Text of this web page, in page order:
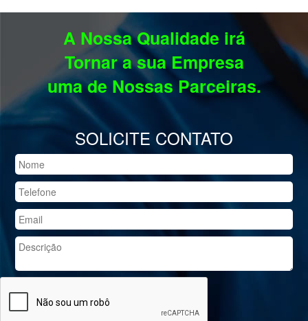
A Nossa Qualidade irá
Tornar a sua Empresa
uma de Nossas Parceiras.
SOLICITE CONTATO